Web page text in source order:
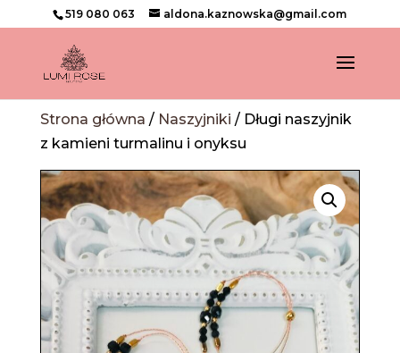
519 080 063 aldona.kaznowska@gmail.com
Strona główna / Naszyjniki / Długi naszyjnik
z kamieni turmalinu i onyksu